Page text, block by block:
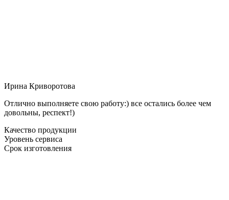
Ирина Криворотова
Отлично выполняете свою работу:) все остались более чем
довольны, респект!)
Качество продукции
Уровень сервиса
Срок изготовления